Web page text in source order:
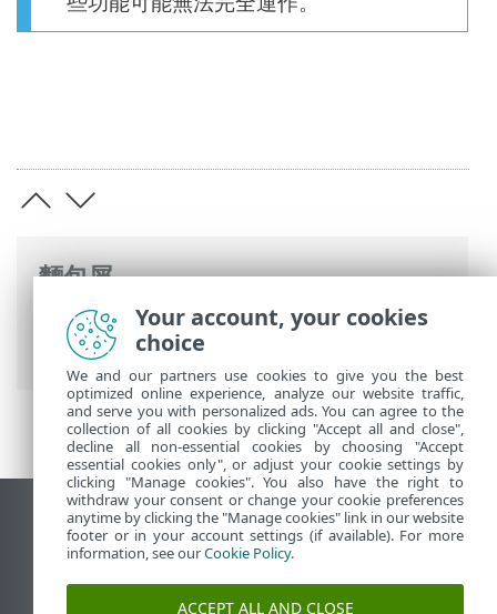
麵包屑
ESET 線上說明>ESET Security Ultimate>
安裝> Live Installer
檢視桌面網站
End of Life
ESET 知識庫
Your account, your cookies
choice
We and our partners use cookies to give you the best
optimized online experience, analyze our website traffic,
and serve you with personalized ads. You can agree to the
collection of all cookies by clicking "Accept all and close",
decline all non-essential cookies by choosing "Accept
essential cookies only", or adjust your cookie settings by
clicking "Manage cookies". You also have the right to
withdraw your consent or change your cookie preferences
anytime by clicking the "Manage cookies" link in our website
footer or in your account settings (if available). For more
information, see ourCookie Policy.
ACCEPT ALL AND CLOSE